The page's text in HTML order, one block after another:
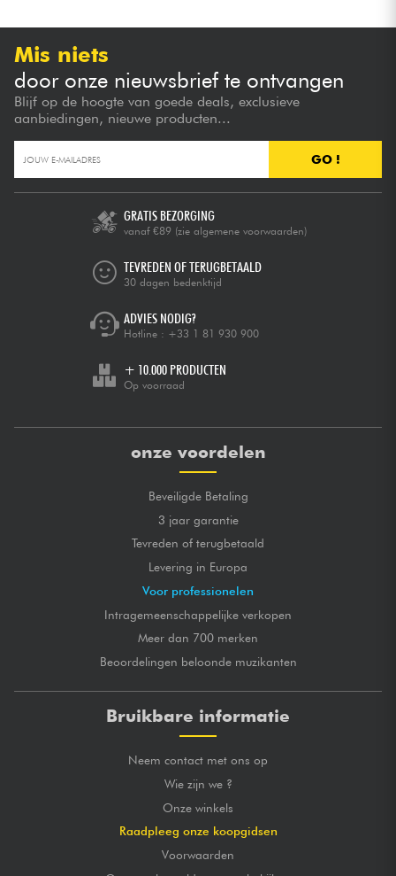
Mis niets
door onze nieuwsbrief te ontvangen
Blijf op de hoogte van goede deals, exclusieve
aanbiedingen, nieuwe producten...
GO !
GRATIS BEZORGING
vanaf €89 (zie algemene voorwaarden)
TEVREDEN OF TERUGBETAALD
30 dagen bedenktijd
ADVIES NODIG?
Hotline : +33 1 81 930 900
+ 10.000 PRODUCTEN
Op voorraad
onze voordelen
Beveiligde Betaling
3 jaar garantie
Tevreden of terugbetaald
Levering in Europa
Voor professionelen
Intragemeenschappelijke verkopen
Meer dan 700 merken
Beoordelingen beloonde muzikanten
Bruikbare informatie
Neem contact met ons op
Wie zijn we ?
Onze winkels
Raadpleeg onze koopgidsen
Voorwaarden